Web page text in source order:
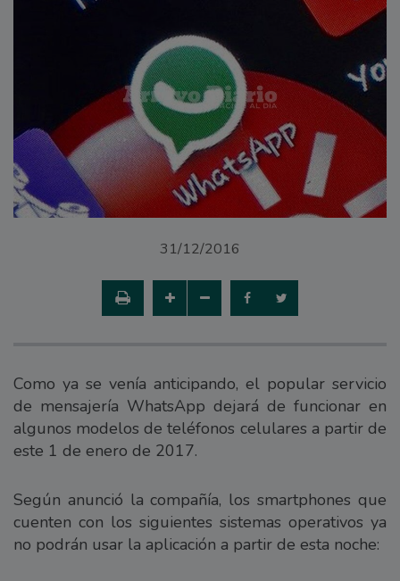
31/12/2016
Como ya se venía anticipando, el popular servicio
de mensajería WhatsApp dejará de funcionar en
algunos modelos de teléfonos celulares a partir de
este 1 de enero de 2017.
Según anunció la compañía, los smartphones que
cuenten con los siguientes sistemas operativos ya
no podrán usar la aplicación a partir de esta noche: